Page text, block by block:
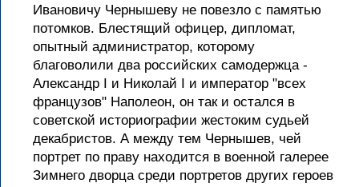
Ивановичу Чернышеву не повезло с памятью
потомков. Блестящий офицер, дипломат,
опытный администратор, которому
благоволили два российских самодержца -
Александр I и Николай I и император "всех
французов" Наполеон, он так и остался в
советской историографии жестоким судьей
декабристов. А между тем Чернышев, чей
портрет по праву находится в военной галерее
Зимнего дворца среди портретов других героев